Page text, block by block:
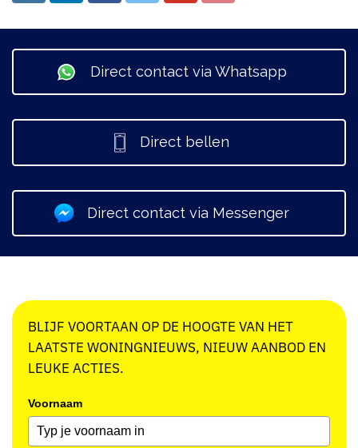
Direct contact via Whatsapp
Direct bellen
Direct contact via Messenger
BLIJF VOORTAAN OP DE HOOGTE VAN HET
LAATSTE WONINGNIEUWS, NIEUW AANBOD EN
LEUKE ACTIES.
Voornaam